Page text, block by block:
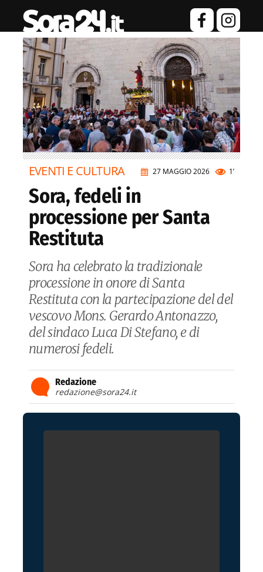
27 MAGGIO 2026 1’
EVENTI E CULTURA
Sora, fedeli in
processione per Santa
Restituta
Sora ha celebrato la tradizionale
processione in onore di Santa
Restituta con la partecipazione del del
vescovo Mons. Gerardo Antonazzo,
del sindaco Luca Di Stefano, e di
numerosi fedeli.
Redazione
redazione@sora24.it